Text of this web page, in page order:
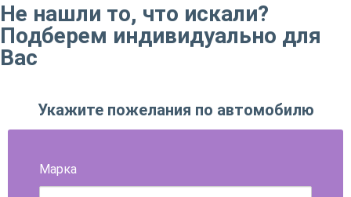
Не нашли то, что искали?
Подберем индивидуально для
Вас
Укажите пожелания по автомобилю
Марка